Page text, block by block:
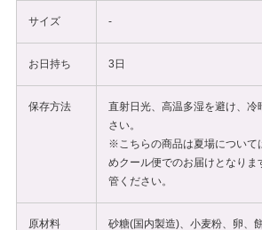
サイズ -
お日持ち 3日
保存方法
直射日光、高温多湿を避け、冷
さい。
※こちらの商品は夏場について
めクール便でのお届けとなりま
管ください。
原材料 砂糖(国内製造)、小麦粉、卵、